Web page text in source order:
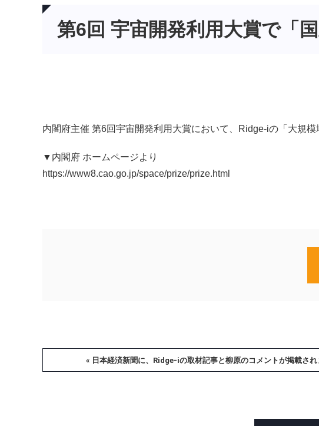
第6回 宇宙開発利用大賞で「
内閣府主催 第6回宇宙開発利用大賞において、Ridge-iの「大規
▼内閣府 ホームページより
https://www8.cao.go.jp/space/prize/prize.html
« 日本経済新聞に、Ridge-iの取材記事と柳原のコメントが掲載され